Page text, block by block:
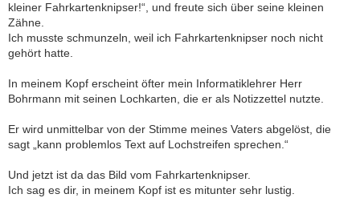
kleiner Fahrkartenknipser!“, und freute sich über seine kleinen
Zähne.
Ich musste schmunzeln, weil ich Fahrkartenknipser noch nicht
gehört hatte.
In meinem Kopf erscheint öfter mein Informatiklehrer Herr
Bohrmann mit seinen Lochkarten, die er als Notizzettel nutzte.
Er wird unmittelbar von der Stimme meines Vaters abgelöst, die
sagt „kann problemlos Text auf Lochstreifen sprechen.“
Und jetzt ist da das Bild vom Fahrkartenknipser.
Ich sag es dir, in meinem Kopf ist es mitunter sehr lustig.